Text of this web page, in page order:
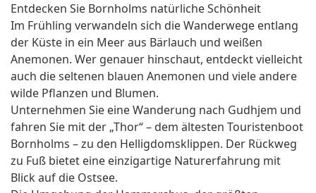
Entdecken Sie Bornholms natürliche Schönheit
Im Frühling verwandeln sich die Wanderwege entlang
der Küste in ein Meer aus Bärlauch und weißen
Anemonen. Wer genauer hinschaut, entdeckt vielleicht
auch die seltenen blauen Anemonen und viele andere
wilde Pflanzen und Blumen.
Unternehmen Sie eine Wanderung nach Gudhjem und
fahren Sie mit der „Thor“ – dem ältesten Touristenboot
Bornholms – zu den Helligdomsklippen. Der Rückweg
zu Fuß bietet eine einzigartige Naturerfahrung mit
Blick auf die Ostsee.